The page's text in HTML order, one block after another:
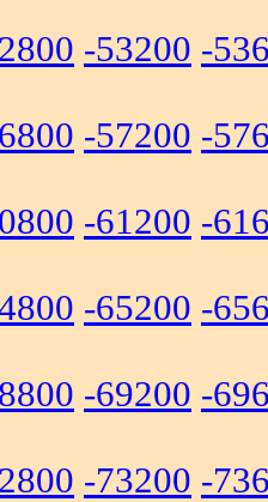
-53200 -
-57200 -
-61200 -
-65200 -
-69200 -
-73200 -